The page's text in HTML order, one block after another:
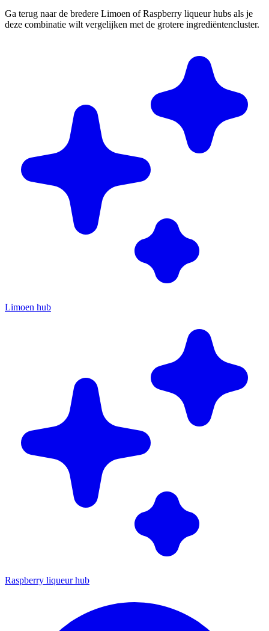
Ga terug naar de bredere Limoen of Raspberry liqueur hubs als je
deze combinatie wilt vergelijken met de grotere ingrediëntencluster.
Limoen hub
Raspberry liqueur hub